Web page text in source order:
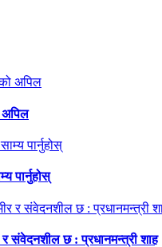
अपिल
पार्नुहोस्
र संवेदनशील छ : प्रधानमन्त्री शाह